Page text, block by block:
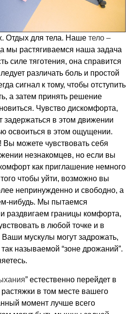
Отдых для тела. Наше тело –
мы растягиваемся наша задача
силе тяготения, она справится
различать боль и простой
сигнал к тому, чтобы отступить
а затем принять решение
Чувство дискомфорта,
задержаться в этом движении
освоиться в этом ощущении.
Вы можете чувствовать себя
незнакомцев, но если вы
как приглашение немного
чтобы уйти, возможно вы
непринужденно и свободно, а
нибудь. Мы пытаемся
и раздвигаем границы комфорта,
в любой точке и в
мускулы могут задрожать,
называемой “зоне дрожаний”.
” естественно перейдет в
растяжки в том месте вашего
момент лучше всего